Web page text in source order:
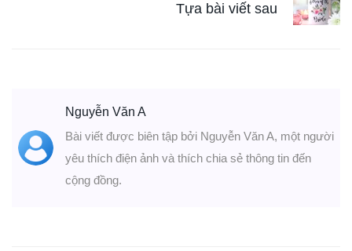
Tựa bài viết sau
Nguyễn Văn A
Bài viết được biên tập bởi Nguyễn Văn A, một người
yêu thích điện ảnh và thích chia sẻ thông tin đến
cộng đồng.